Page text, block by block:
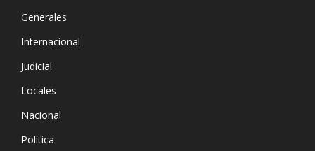
Generales
Internacional
Judicial
Locales
Nacional
Política